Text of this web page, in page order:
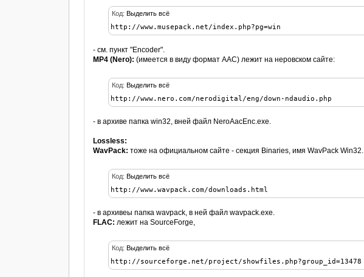
Код:Выделить всё
http://www.musepack.net/index.php?pg=win
- см. пункт "Encoder".
MP4 (Nero): (имеется в виду формат AAC) лежит на неровском сайте:
Код:Выделить всё
http://www.nero.com/nerodigital/eng/down-ndaudio.php
- в архиве папка win32, вней файл NeroAacEnc.exe.
Lossless:
WavPack: тоже на официальном сайте - секция Binaries, имя WavPack Win32.
Код:Выделить всё
http://www.wavpack.com/downloads.html
- в архивеы папка wavpack, в ней файл wavpack.exe.
FLAC: лежит на SourceForge,
Код:Выделить всё
http://sourceforge.net/project/showfiles.php?group_id=13478